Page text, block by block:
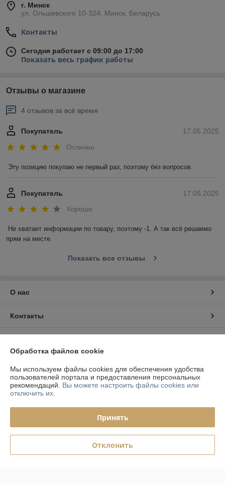
г. Минск
ул. Ольшевского 10-324, Минск, Беларусь
Контакты
Сегодня работает с 09:00 до 17:00
Показать весь график работы
Отзывы о магазине
4 отзывов за всё время
17.05.2025
Покупатель
Отлично
Эту позицию покупаю не первый раз, поэтому без вопросов.
17.05.2025
Покупатель
Хорошо
Не хватает информации по товару, поэтому -1. А так всё решаемо
прям на месте.
Показать все отзывы
О нас
Контакты
Полная версия сайта
Политика обработки cookies
Сайт создан на платформе Deal.by
Обработка файлов cookie
Мы используем файлы cookies для обеспечения удобства
пользователей портала и предоставления персональных
рекомендаций. Вы можете настроить файлы cookies или
отключить их.
Принять
Отклонить